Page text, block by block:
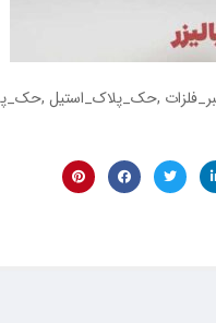
,حک_پلاک_استیل